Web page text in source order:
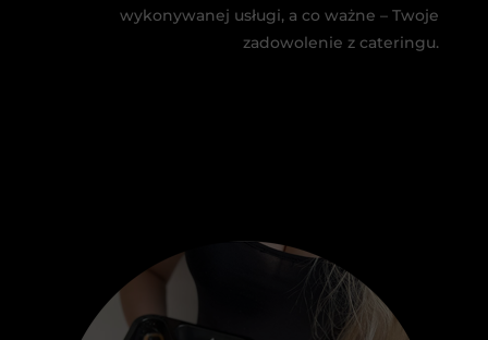
wykonywanej usługi, a co ważne – Twoje
zadowolenie z cateringu.